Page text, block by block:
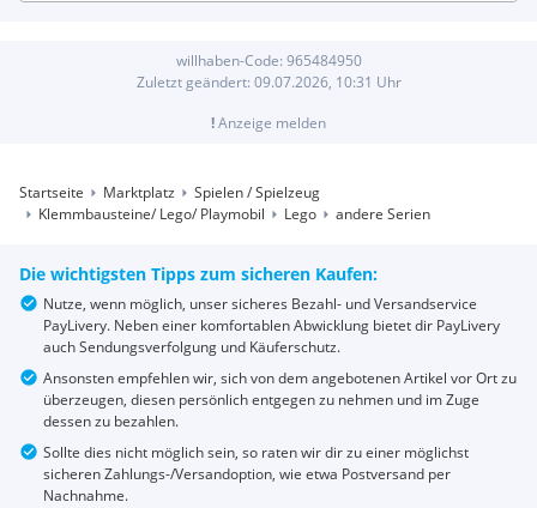
willhaben-Code: 965484950
Zuletzt geändert: 09.07.2026, 10:31 Uhr
!Anzeige melden
Startseite Marktplatz
Spielen / Spielzeug
Klemmbausteine/ Lego/ Playmobil
Lego andere Serien
Die wichtigsten Tipps zum sicheren Kaufen:
Nutze, wenn möglich, unser sicheres Bezahl- und Versandservice
PayLivery. Neben einer komfortablen Abwicklung bietet dir PayLivery
auch Sendungsverfolgung und Käuferschutz.
Ansonsten empfehlen wir, sich von dem angebotenen Artikel vor Ort zu
überzeugen, diesen persönlich entgegen zu nehmen und im Zuge
dessen zu bezahlen.
Sollte dies nicht möglich sein, so raten wir dir zu einer möglichst
sicheren Zahlungs-/Versandoption, wie etwa Postversand per
Nachnahme.